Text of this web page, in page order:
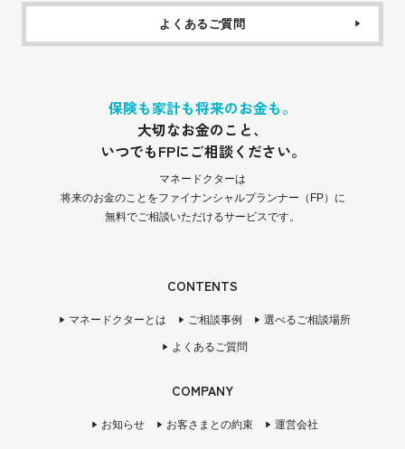
よくあるご質問
保険も家計も将来のお金も。
大切なお金のこと、
いつでもFPにご相談ください。
マネードクターは
将来のお金のことをファイナンシャルプランナー（FP）に
無料でご相談いただけるサービスです。
CONTENTS
マネードクターとは ご相談事例 選べるご相談場所
よくあるご質問
COMPANY
お知らせ お客さまとの約束 運営会社